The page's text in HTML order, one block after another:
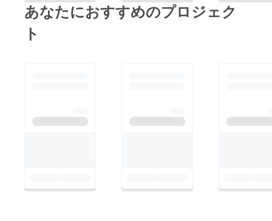
など表現者にとっても
不可欠なクラブという
らぬご厚情を賜ります
ようお願い申し上げま
あなたにおすすめのプロジェク
ト